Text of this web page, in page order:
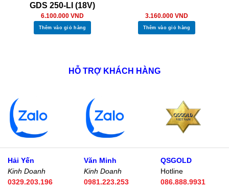
GDS 250-LI (18V)
6.100.000 VND
Thêm vào giỏ hàng
3.160.000 VND
Thêm vào giỏ hàng
HỖ TRỢ KHÁCH HÀNG
Hải Yến
Kinh Doanh
0329.203.196
Văn Minh
Kinh Doanh
0981.223.253
QSGOLD
Hotline
086.888.9931